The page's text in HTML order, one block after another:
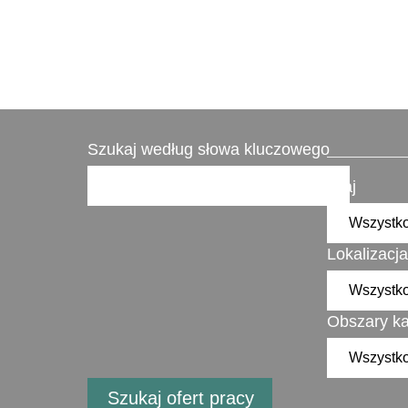
Szukaj według słowa kluczowego
Kraj
Lokalizacja
Obszary